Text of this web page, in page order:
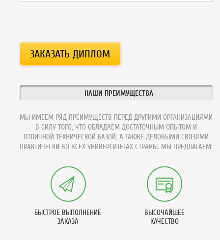
НАШИ ПРЕИМУЩЕСТВА
МЫ ИМЕЕМ РЯД ПРЕИМУЩЕСТВ ПЕРЕД ДРУГИМИ ОРГАНИЗАЦИЯМИ
В СИЛУ ТОГО, ЧТО ОБЛАДАЕМ ДОСТАТОЧНЫМ ОПЫТОМ И
ОТЛИЧНОЙ ТЕХНИЧЕСКОЙ БАЗОЙ, А ТАКЖЕ ДЕЛОВЫМИ СВЯЗЯМИ
ПРАКТИЧЕСКИ ВО ВСЕХ УНИВЕРСИТЕТАХ СТРАНЫ. МЫ ПРЕДЛАГАЕМ:
БЫСТРОЕ ВЫПОЛНЕНИЕ
ЗАКАЗА
ВЫСОЧАЙШЕЕ
КАЧЕСТВО